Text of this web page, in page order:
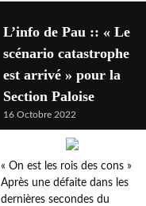
L’info de Pau :: « Le
scénario catastrophe
est arrivé » pour la
Section Paloise
16 Octobre 2022
« On est les rois des cons »
Après une défaite dans les
dernières secondes du